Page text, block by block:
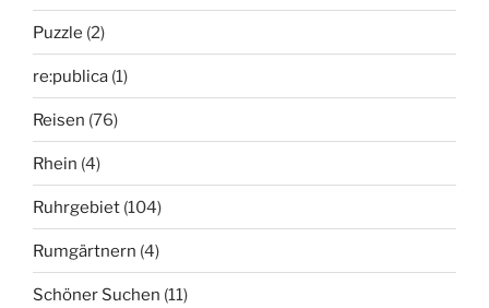
Puzzle (2)
re:publica (1)
Reisen (76)
Rhein (4)
Ruhrgebiet (104)
Rumgärtnern (4)
Schöner Suchen (11)